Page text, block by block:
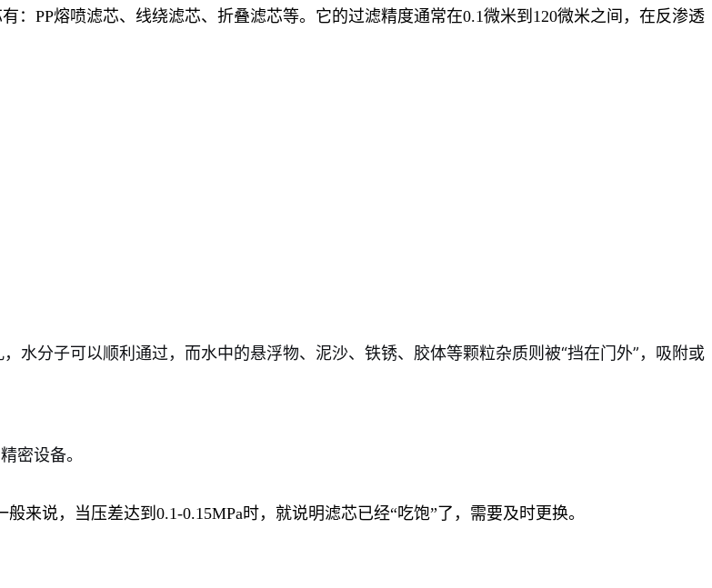
：PP熔喷滤芯、线绕滤芯、折叠滤芯等。它的过滤精度通常在0.1微米到120微米之间，在反渗透
水分子可以顺利通过，而水中的悬浮物、泥沙、铁锈、胶体等颗粒杂质则被“挡在门外”，吸附或
密设备。
来说，当压差达到0.1-0.15MPa时，就说明滤芯已经“吃饱”了，需要及时更换。